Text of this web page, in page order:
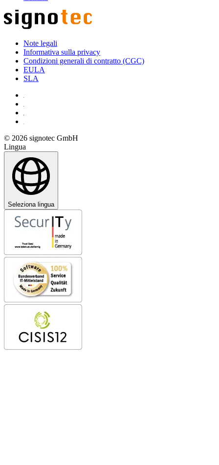
Note legali
Informativa sulla privacy
Condizioni generali di contratto (CGC)
EULA
SLA
© 2026 signotec GmbH
Lingua
Seleziona lingua